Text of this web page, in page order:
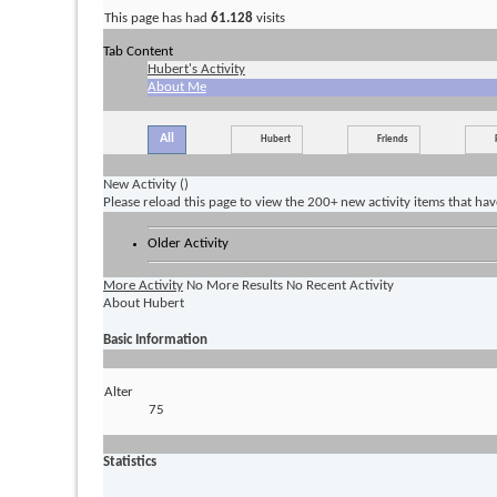
This page has had 61.128 visits
Tab Content
Hubert's Activity
About Me
All Hubert Friends
New Activity ()
Please reload this page to view the 200+ new activity items that
Older Activity
More Activity No More Results No Recent Activity
About Hubert
Basic Information
Alter
75
Statistics